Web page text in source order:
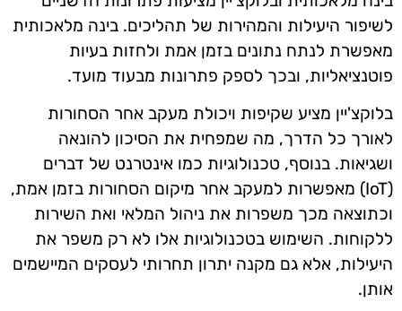
לשיפור היעילות והמהירות של תהליכים. בינה מלאכותית
מאפשרת לנתח נתונים בזמן אמת ולחזות בעיות
פוטנציאליות, ובכך לספק פתרונות מבעוד מועד.
בלוקצ'יין מציע שקיפות ויכולת מעקב אחר הסחורות
לאורך כל הדרך, מה שמפחית את הסיכון להונאה
ושגיאות. בנוסף, טכנולוגיות כמו אינטרנט של דברים
(IoT) מאפשרות למעקב אחר מיקום הסחורות בזמן אמת,
וכתוצאה מכך משפרות את ניהול המלאי ואת השירות
ללקוחות. השימוש בטכנולוגיות אלו לא רק משפר את
היעילות, אלא גם מקנה יתרון תחרותי לעסקים המיישמים
אותן.